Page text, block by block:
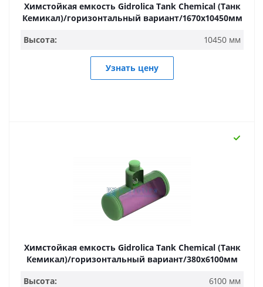
Химстойкая емкость Gidrolica Tank Chemical (Танк
Кемикал)/горизонтальный вариант/1670х10450мм
Высота:
10450 мм
Узнать цену
Химстойкая емкость Gidrolica Tank Chemical (Танк
Кемикал)/горизонтальный вариант/380х6100мм
Высота:
6100 мм